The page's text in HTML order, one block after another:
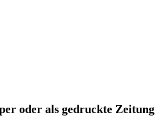
oder als gedruckte Zeitung